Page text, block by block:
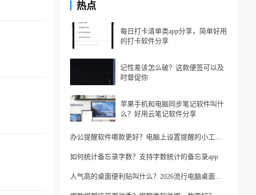
热点
每日打卡清单类app分享，简单好用
的打卡软件分享
记性差该怎么破？这款便签可以及
时督促你
苹果手机和电脑同步笔记软件叫什
么？好用云笔记软件分享
办公提醒软件哪款更好？电脑上设置提醒的小工具推荐
如何统计备忘录字数？支持字数统计的备忘录app
人气高的桌面便利贴叫什么？2026流行电脑桌面便利贴